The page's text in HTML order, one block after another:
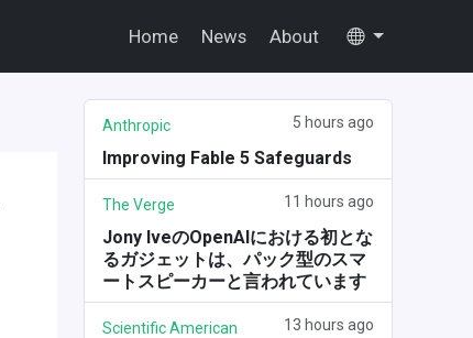
Home News About
Anthropic 5 hours ago
Improving Fable 5 Safeguards
The Verge 11 hours ago
Jony IveのOpenAIにおける初とな
るガジェットは、パック型のスマ
ートスピーカーと言われています
Scientific American 13 hours ago